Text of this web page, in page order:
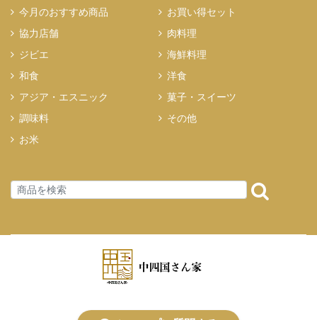
今月のおすすめ商品
お買い得セット
協力店舗
肉料理
ジビエ
海鮮料理
和食
洋食
アジア・エスニック
菓子・スイーツ
調味料
その他
お米